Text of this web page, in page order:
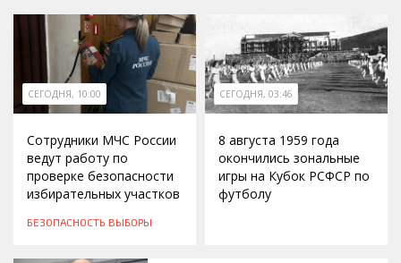
СЕГОДНЯ, 10:00
Сотрудники МЧС России
ведут работу по
проверке безопасности
избирательных участков
БЕЗОПАСНОСТЬ ВЫБОРЫ
СЕГОДНЯ, 03:46
8 августа 1959 года
окончились зональные
игры на Кубок РСФСР по
футболу